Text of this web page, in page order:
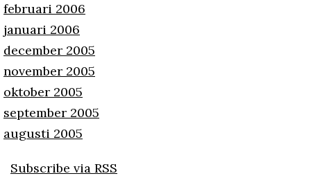
februari 2006
januari 2006
december 2005
november 2005
oktober 2005
september 2005
augusti 2005
Subscribe via RSS